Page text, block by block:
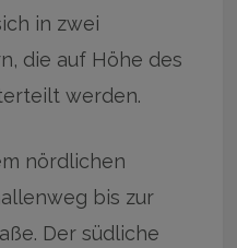
in zwei
die auf Höhe des
werden.
nördlichen
bis zur
Der südliche